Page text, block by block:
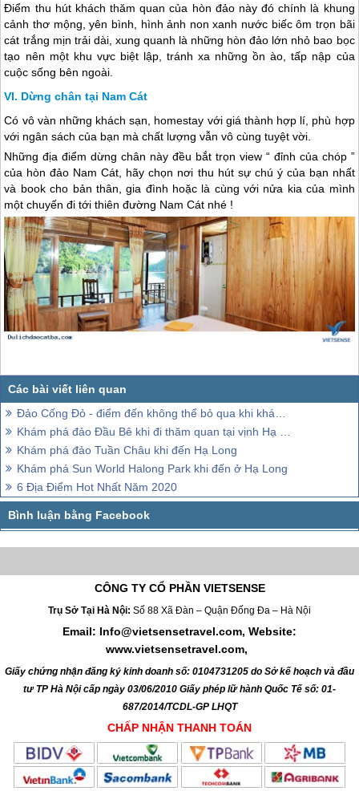
Điểm thu hút khách thăm quan của hòn đảo này đó chính là khung
cảnh thơ mộng, yên bình, hình ảnh non xanh nước biếc ôm trọn bãi
cát trắng mịn trải dài, xung quanh là những hòn đảo lớn nhỏ bao bọc
tạo nên một khu vực biệt lập, tránh xa những ồn ào, tấp nập của
cuộc sống bên ngoài.
Dừng chân tại Nam Cát
Có vô vàn những khách sạn, homestay với giá thành hợp lí, phù hợp
với ngân sách của bạn mà chất lượng vẫn vô cùng tuyệt vời.
Những địa điểm dừng chân này đều bắt trọn view “ đỉnh của chóp ”
của hòn đảo Nam Cát, hãy chọn nơi thu hút sự chú ý của bạn nhất
và book cho bản thân, gia đình hoặc là cùng với nửa kia của mình
một chuyến đi tới thiên đường Nam Cát nhé !
Đảo Cống Đỏ - điểm đến không thể bỏ qua khi khám phá vịnh Hạ Long
Khám phá đảo Đầu Bê khi đi thăm quan tại vịnh Hạ Long
Khám phá đảo Tuần Châu khi đến Hạ Long
Khám phá Sun World Halong Park khi đến ở Hạ Long
6 Địa Điểm Hot Nhất Năm 2020
CÔNG TY CỔ PHẦN VIETSENSE
Trụ Sở Tại Hà Nội: Số 88 Xã Đàn – Quận Đống Đa – Hà Nội
Email: Info@vietsensetravel.com, Website:
www.vietsensetravel.com,
Giấy chứng nhận đăng ký kinh doanh số: 0104731205 do Sở kế hoạch và đầu
tư TP Hà Nội cấp ngày 03/06/2010 Giấy phép lữ hành Quốc Tế số: 01-
687/2014/TCDL-GP LHQT
CHẤP NHẬN THANH TOÁN